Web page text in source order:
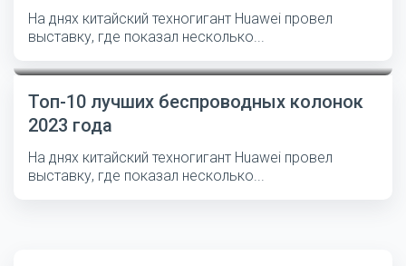
На днях китайский техногигант Huawei провел
выставку, где показал несколько...
Топ-10 лучших беспроводных колонок
2023 года
На днях китайский техногигант Huawei провел
выставку, где показал несколько...